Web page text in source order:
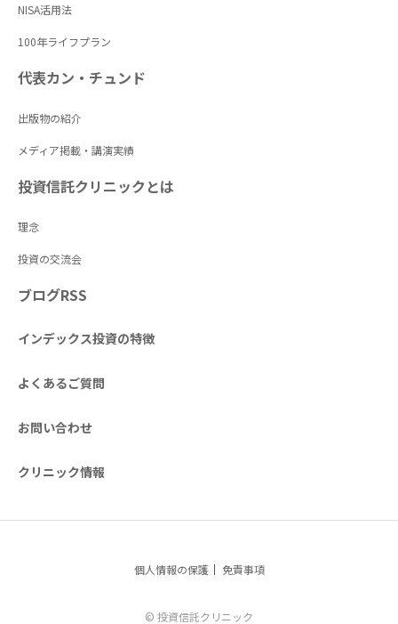
NISA活用法
100年ライフプラン
代表カン・チュンド
出版物の紹介
メディア掲載・講演実績
投資信託クリニックとは
理念
投資の交流会
ブログRSS
インデックス投資の特徴
よくあるご質問
お問い合わせ
クリニック情報
個人情報の保護 免責事項
© 投資信託クリニック